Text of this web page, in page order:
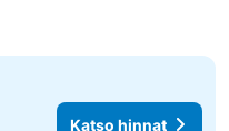
Katso hinnat